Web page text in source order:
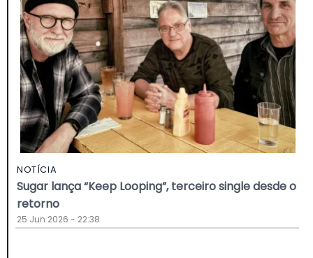
NOTÍCIA
Sugar lança “Keep Looping”, terceiro single desde o
retorno
25 Jun 2026 - 22:38